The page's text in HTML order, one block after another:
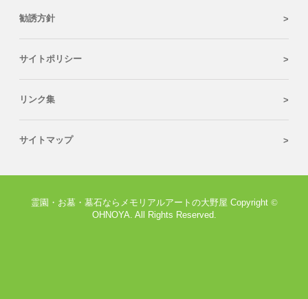
勧誘方針
サイトポリシー
リンク集
サイトマップ
霊園・お墓・墓石ならメモリアルアートの大野屋 Copyright ©
OHNOYA. All Rights Reserved.